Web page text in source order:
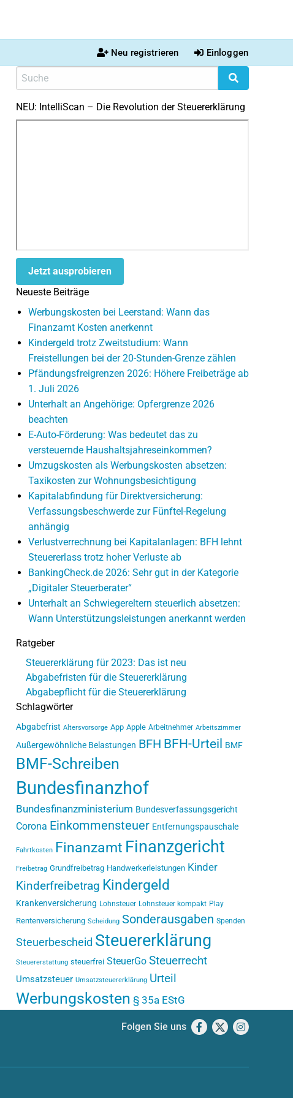
Neu registrieren Einloggen
NEU: IntelliScan – Die Revolution der Steuererklärung
Jetzt ausprobieren
Neueste Beiträge
Werbungskosten bei Leerstand: Wann das
Finanzamt Kosten anerkennt
Kindergeld trotz Zweitstudium: Wann
Freistellungen bei der 20-Stunden-Grenze zählen
Pfändungsfreigrenzen 2026: Höhere Freibeträge ab
1. Juli 2026
Unterhalt an Angehörige: Opfergrenze 2026
beachten
E-Auto-Förderung: Was bedeutet das zu
versteuernde Haushaltsjahreseinkommen?
Umzugskosten als Werbungskosten absetzen:
Taxikosten zur Wohnungsbesichtigung
Kapitalabfindung für Direktversicherung:
Verfassungsbeschwerde zur Fünftel-Regelung
anhängig
Verlustverrechnung bei Kapitalanlagen: BFH lehnt
Steuererlass trotz hoher Verluste ab
BankingCheck.de 2026: Sehr gut in der Kategorie
„Digitaler Steuerberater“
Unterhalt an Schwiegereltern steuerlich absetzen:
Wann Unterstützungsleistungen anerkannt werden
Ratgeber
Steuererklärung für 2023: Das ist neu
Abgabefristen für die Steuererklärung
Abgabepflicht für die Steuererklärung
Schlagwörter
Abgabefrist Altersvorsorge App Apple Arbeitnehmer Arbeitszimmer
Außergewöhnliche Belastungen BFH BFH-Urteil BMF
BMF-Schreiben
Bundesfinanzhof
Bundesfinanzministerium Bundesverfassungsgericht
Corona Einkommensteuer Entfernungspauschale
Fahrtkosten Finanzamt Finanzgericht
Freibetrag Grundfreibetrag Handwerkerleistungen Kinder
Kinderfreibetrag Kindergeld
Krankenversicherung Lohnsteuer Lohnsteuer kompakt Play
Rentenversicherung Scheidung Sonderausgaben Spenden
Steuerbescheid Steuererklärung
Steuererstattung steuerfrei SteuerGo Steuerrecht
Umsatzsteuer Umsatzsteuererklärung Urteil
Werbungskosten § 35a EStG
Folgen Sie uns Facebook
X Instagram